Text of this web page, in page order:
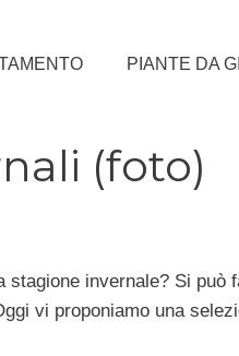
PIANTE DA
(foto)
stagione invernale? Si può
vi proponiamo una